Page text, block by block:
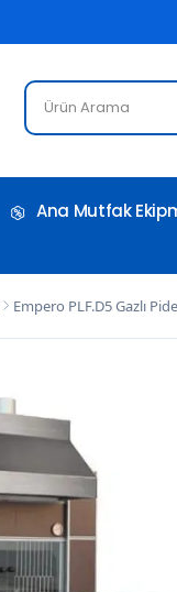
Ana Mutfak
Empero PLF.D5 Gazlı